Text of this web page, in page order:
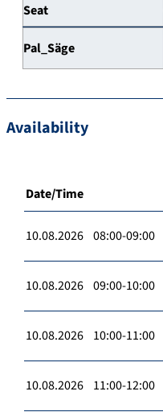
Seat
Pal_Säge
Availability
Date/Time
10.08.2026 08:00-09:00
10.08.2026 09:00-10:00
10.08.2026 10:00-11:00
10.08.2026 11:00-12:00